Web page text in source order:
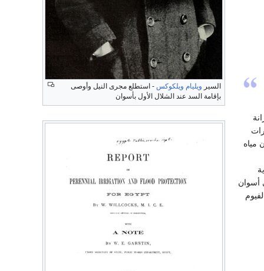
السير ويليام ويلكوكس - استطلع مجرى النيل وأوصى
بإقامة السد عند الشلال الأول بأسوان
مياه
أسوان